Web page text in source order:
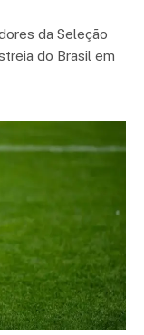
da Seleção
do Brasil em